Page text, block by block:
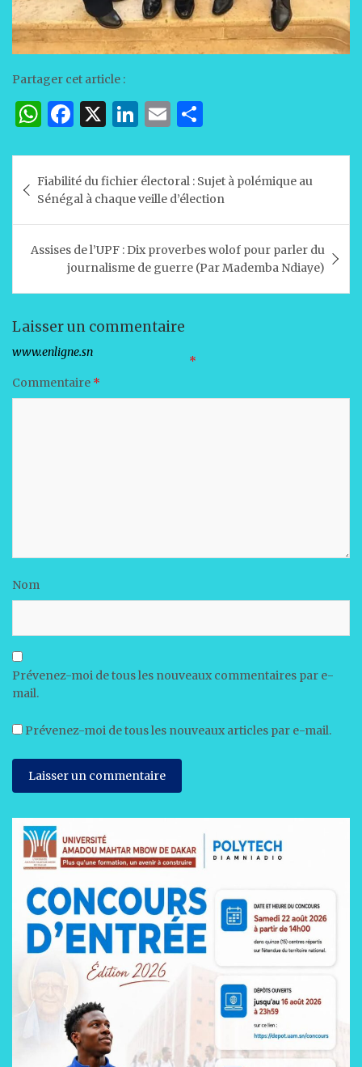
Partager cet article :
W
at
s
A
p
F
c
e
b
o
o
k
X Li
k
e
dI
n
E
ai
l
ta
g
er
de
l’article
Fiabilité du fichier électoral : Sujet à polémique au
Sénégal à chaque veille d’élection
Assises de l’UPF : Dix proverbes wolof pour parler du
journalisme de guerre (Par Mademba Ndiaye)
Laisser un commentaire
Votre adresse e-mail ne sera pas publiée.
Les champs obligatoires sont indiqués avec *
Commentaire *
Nom
Prévenez-moi de tous les nouveaux commentaires par e-
mail.
Prévenez-moi de tous les nouveaux articles par e-mail.